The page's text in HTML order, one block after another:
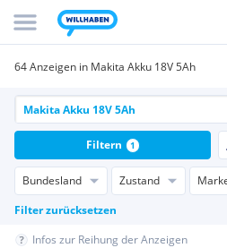
64 Anzeigen in Makita Akku 18V 5Ah
Bundesland Zustand
Filter zurücksetzen
Filtern 1
Infos zur Reihung der Anzeigen